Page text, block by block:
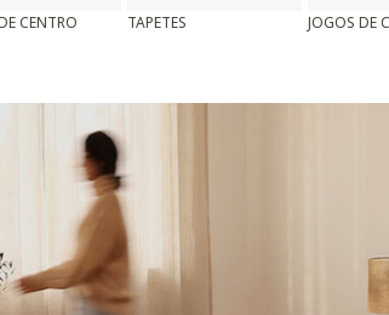
CENTRO TAPETES JOGOS DE